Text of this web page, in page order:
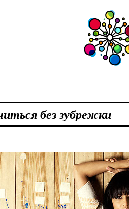
без зубрежки